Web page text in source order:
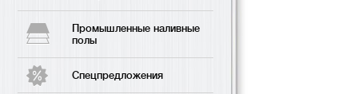
Промышленные наливные
полы
Спецпредложения